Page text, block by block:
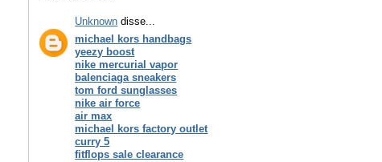
Unknown disse...
michael kors handbags
yeezy boost
nike mercurial vapor
balenciaga sneakers
tom ford sunglasses
nike air force
air max
michael kors factory outlet
curry 5
fitflops sale clearance